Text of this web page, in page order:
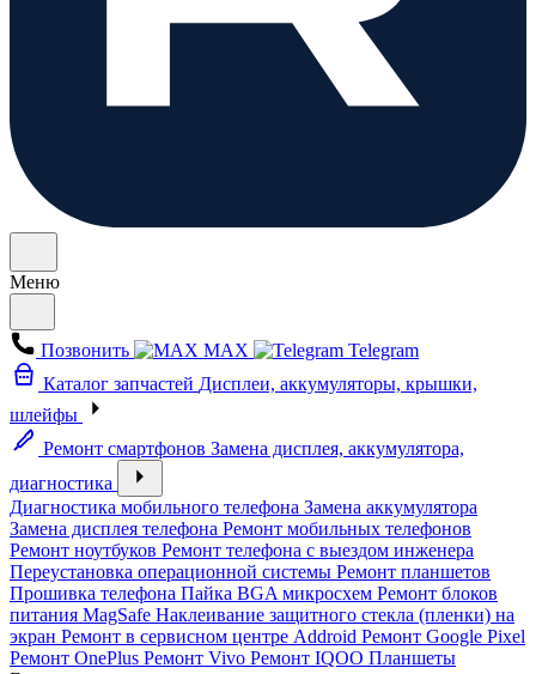
Меню
Позвонить MAX
Telegram
Каталог запчастей Дисплеи, аккумуляторы, крышки,
шлейфы
Ремонт смартфонов Замена дисплея, аккумулятора,
диагностика
Диагностика мобильного телефона Замена аккумулятора
Замена дисплея телефона Ремонт мобильных телефонов
Ремонт ноутбуков Ремонт телефона с выездом инженера
Переустановка операционной системы Ремонт планшетов
Прошивка телефона Пайка BGA микросхем Ремонт блоков
питания MagSafe Наклеивание защитного стекла (пленки) на
экран Ремонт в сервисном центре Addroid Ремонт Google Pixel
Ремонт OnePlus Ремонт Vivo Ремонт IQOO Планшеты